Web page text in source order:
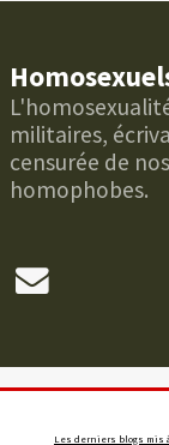
militaires,
censurée de
homophobes.
Les derniers blogs mis